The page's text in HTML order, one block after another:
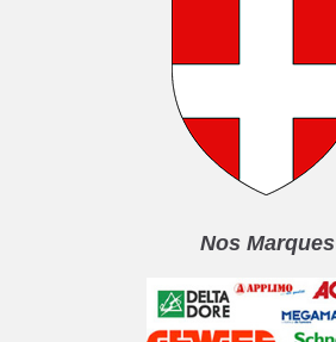
Nos Marques